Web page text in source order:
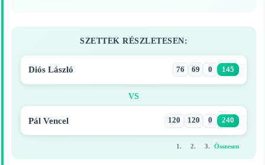
SZETTEK RÉSZLETESEN:
Diós László 76 69 0 145
VS
Pál Vencel 120 120 0 240
1. 2. 3. Összesen